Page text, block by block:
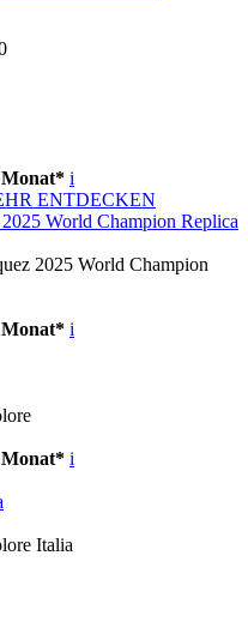
Monat* i
ENTDECKEN
World Champion Replica
2025 World Champion
Monat* i
Monat* i
Italia